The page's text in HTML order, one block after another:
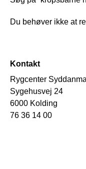
Du behøver ikke at
Kontakt
Rygcenter
Sygehusvej 24
6000 Kolding
76 36 14 00